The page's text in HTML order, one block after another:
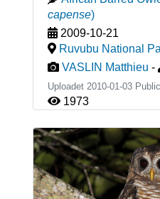
capense)
2009-10-21
Ruvubu National
VASLIN Matthieu -
Uploadet 2010-01-03
1973